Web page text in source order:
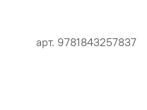
арт. 9781843257837